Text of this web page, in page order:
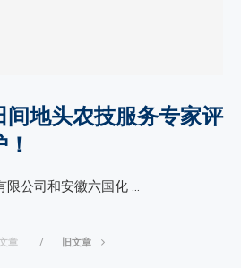
间地头农技服务专家评
限公司和安徽六国化 …
章 旧文章